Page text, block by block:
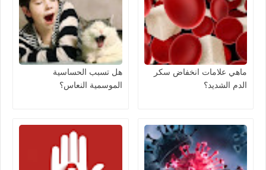
ماهي علامات انخفاض سكر
الدم الشديد؟
هل تسبب الحساسية
الموسمية النعاس؟